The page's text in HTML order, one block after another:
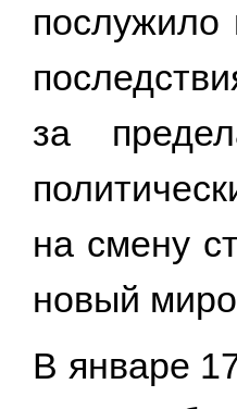
за
на смену
новый
В январе